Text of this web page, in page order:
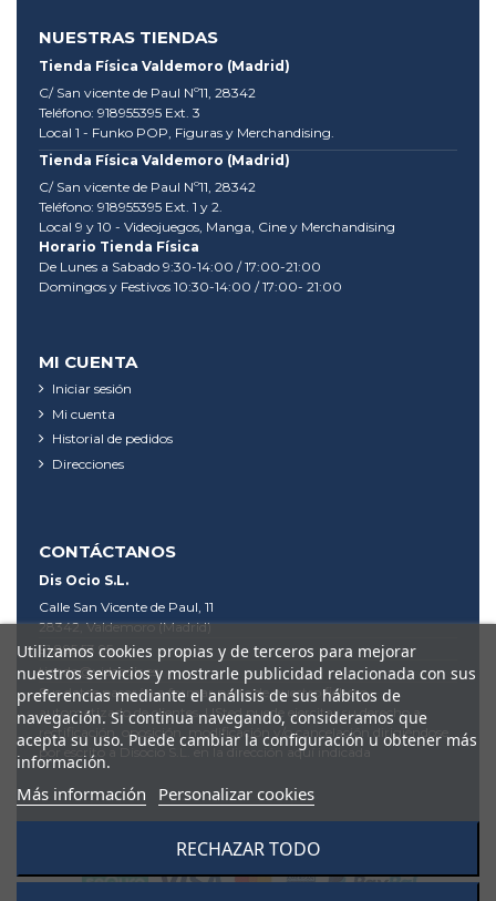
NUESTRAS TIENDAS
Tienda Física Valdemoro (Madrid)
C/ San vicente de Paul Nº11, 28342
Teléfono: 918955395 Ext. 3
Local 1 - Funko POP, Figuras y Merchandising.
Tienda Física Valdemoro (Madrid)
C/ San vicente de Paul Nº11, 28342
Teléfono: 918955395 Ext. 1 y 2.
Local 9 y 10 - Videojuegos, Manga, Cine y Merchandising
Horario Tienda Física
De Lunes a Sabado 9:30-14:00 / 17:00-21:00
Domingos y Festivos 10:30-14:00 / 17:00- 21:00
MI CUENTA
Iniciar sesión
Mi cuenta
Historial de pedidos
Direcciones
CONTÁCTANOS
Dis Ocio S.L.
Calle San Vicente de Paul, 11
28342, Valdemoro (Madrid)
91 895 53 95
tienda@videodis.es
Sus datos pasarán a formar parte de nuestro fichero
automatizado de clientes. USted puede ejercitar su derecho a
rectificación, oposición, modificación y/o cancelación dirigiéndose
por escrito a Disocio S.L. en la dirección aquí indicada
Utilizamos cookies propias y de terceros para mejorar
nuestros servicios y mostrarle publicidad relacionada con sus
preferencias mediante el análisis de sus hábitos de
navegación. Si continua navegando, consideramos que
acepta su uso. Puede cambiar la configuración u obtener más
información.
Más información Personalizar cookies
RECHAZAR TODO